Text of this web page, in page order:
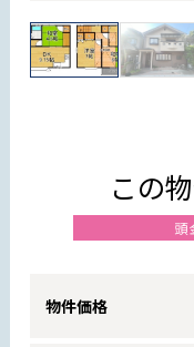
この
頭
物件価格